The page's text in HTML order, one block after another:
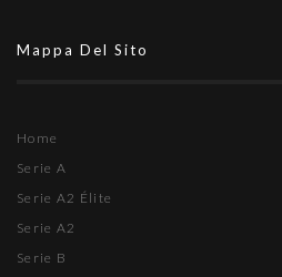
Mappa Del Sito
Home
Serie A
Serie A2 Élite
Serie A2
Serie B